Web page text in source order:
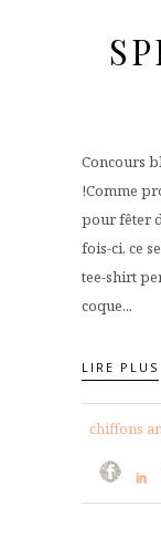
Concours
!Comme
pour fêter
fois-ci, ce
tee-shirt
coque...
LIRE PLUS
chiffons